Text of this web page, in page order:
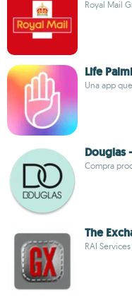
Royal Mail
Life
Una app
Douglas
Compra
The
RAI